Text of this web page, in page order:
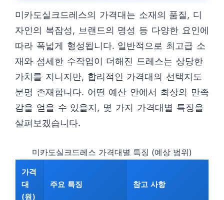
미카도실크드레스의 가격대는 소재의 품질, 디
자인의 복잡성, 브랜드의 명성 등 다양한 요인에
따라 폭넓게 형성됩니다. 일반적으로 최고급 소
재와 섬세한 수작업이 더해진 드레스는 상당한
가치를 지니지만, 합리적인 가격대의 선택지도
분명 존재합니다. 어떤 예산 안에서 최상의 만족
감을 얻을 수 있을지, 몇 가지 가격대별 특징을
살펴보겠습니다.
미카도실크드레스 가격대별 특징 (예상 범위)
가격
대
(원)
주요 특징 참고 사항